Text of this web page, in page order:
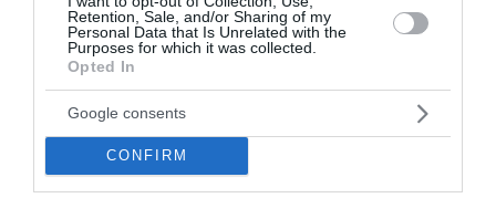
Retention, Sale, and/or Sharing of my
Personal Data that Is Unrelated with the
Purposes for which it was collected.
Opted In
Google consents
CONFIRM